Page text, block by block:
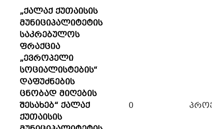
„ქალაქ ქუთაისის
მუნიციპალიტეტის
საკრებულოს
ფრაქცია
„ევროპელი
სოციალისტების“
დაფუძნების
ცნობად მიღების
შესახებ“ ქალაქ
ქუთაისის
0